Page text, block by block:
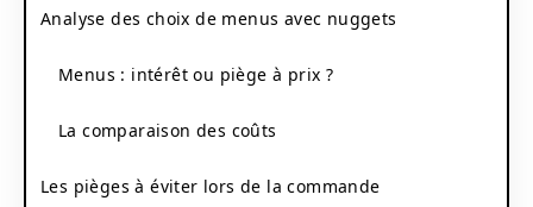
Analyse des choix de menus avec nuggets
Menus : intérêt ou piège à prix ?
La comparaison des coûts
Les pièges à éviter lors de la commande